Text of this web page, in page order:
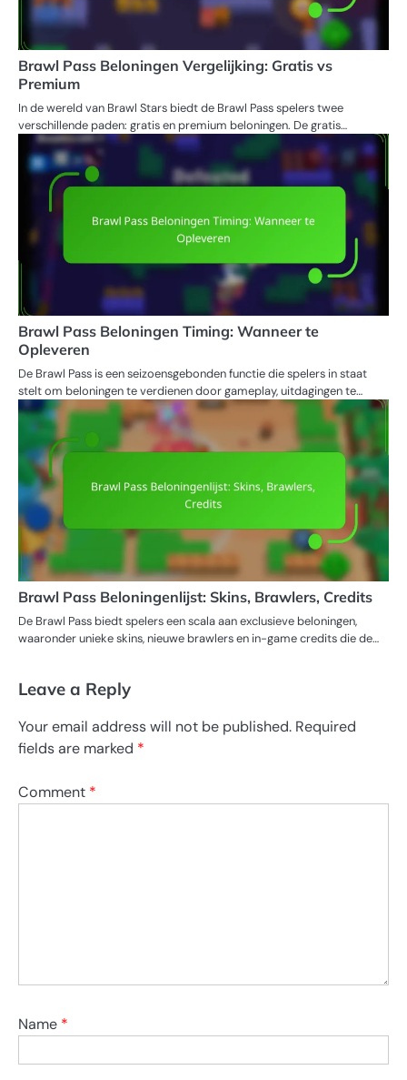
Brawl Pass Beloningen Vergelijking: Gratis vs
Premium
In de wereld van Brawl Stars biedt de Brawl Pass spelers twee
verschillende paden: gratis en premium beloningen. De gratis…
Brawl Pass Beloningen Timing: Wanneer te
Opleveren
De Brawl Pass is een seizoensgebonden functie die spelers in staat
stelt om beloningen te verdienen door gameplay, uitdagingen te…
Brawl Pass Beloningenlijst: Skins, Brawlers, Credits
De Brawl Pass biedt spelers een scala aan exclusieve beloningen,
waaronder unieke skins, nieuwe brawlers en in-game credits die de…
Leave a Reply
Your email address will not be published. Required
fields are marked *
Comment *
Name *